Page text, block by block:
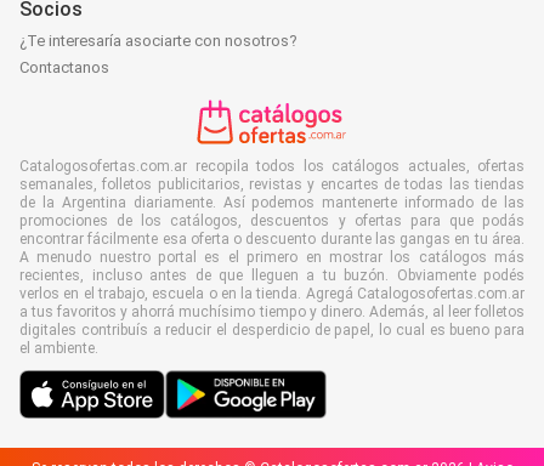
Socios
¿Te interesaría asociarte con nosotros?
Contactanos
Catalogosofertas.com.ar recopila todos los catálogos actuales, ofertas
semanales, folletos publicitarios, revistas y encartes de todas las tiendas
de la Argentina diariamente. Así podemos mantenerte informado de las
promociones de los catálogos, descuentos y ofertas para que podás
encontrar fácilmente esa oferta o descuento durante las gangas en tu área.
A menudo nuestro portal es el primero en mostrar los catálogos más
recientes, incluso antes de que lleguen a tu buzón. Obviamente podés
verlos en el trabajo, escuela o en la tienda. Agregá Catalogosofertas.com.ar
a tus favoritos y ahorrá muchísimo tiempo y dinero. Además, al leer folletos
digitales contribuís a reducir el desperdicio de papel, lo cual es bueno para
el ambiente.